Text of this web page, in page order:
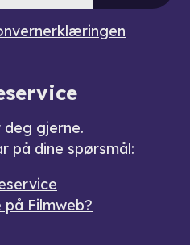
deg gjerne.
på dine spørsmål:
på Filmweb?